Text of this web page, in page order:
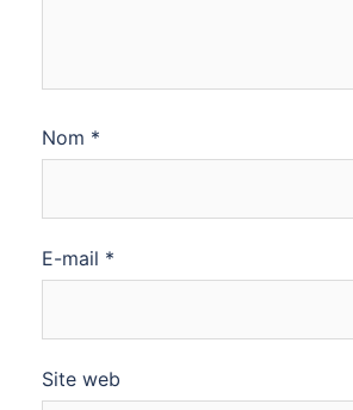
Nom *
E-mail *
Site web